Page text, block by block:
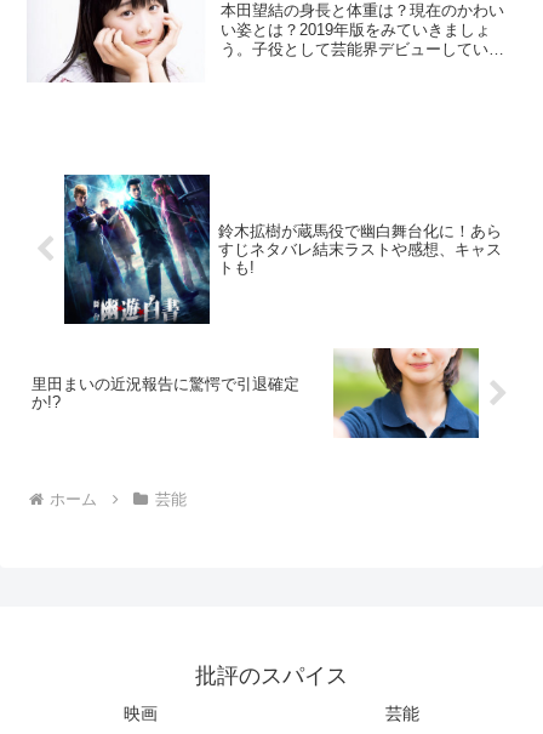
本田望結の身長と体重は？現在のかわい
い姿とは？2019年版をみていきましょ
う。子役として芸能界デビューしている
鈴木拡樹が蔵馬役で幽白舞台化に！あら
すじネタバレ結末ラストや感想、キャス
トも!
里田まいの近況報告に驚愕で引退確定
か!?
ホーム 芸能
批評のスパイス
映画 芸能